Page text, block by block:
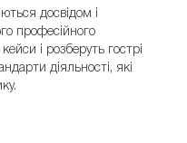
досвідом і
професійного
і розберуть гострі
діяльності, які